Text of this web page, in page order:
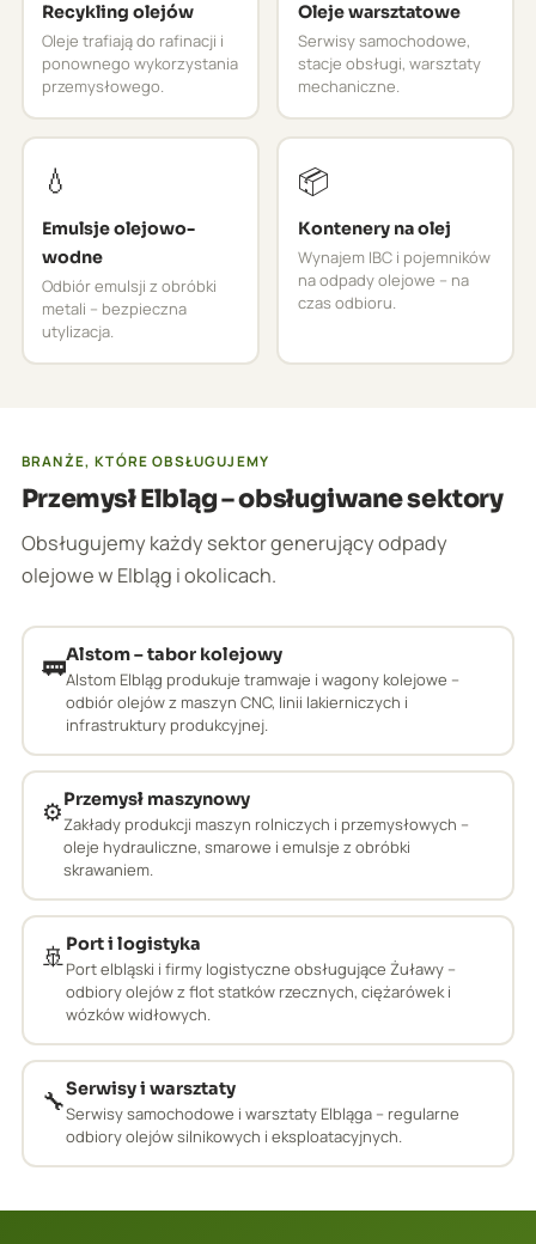
Recykling olejów
Oleje trafiają do rafinacji i
ponownego wykorzystania
przemysłowego.
Oleje warsztatowe
Serwisy samochodowe,
stacje obsługi, warsztaty
mechaniczne.
💧
Emulsje olejowo-
wodne
Odbiór emulsji z obróbki
metali – bezpieczna
utylizacja.
📦
Kontenery na olej
Wynajem IBC i pojemników
na odpady olejowe – na
czas odbioru.
BRANŻE, KTÓRE OBSŁUGUJEMY
Przemysł Elbląg – obsługiwane sektory
Obsługujemy każdy sektor generujący odpady
olejowe w Elbląg i okolicach.
🚃Alstom – tabor kolejowy
Alstom Elbląg produkuje tramwaje i wagony kolejowe –
odbiór olejów z maszyn CNC, linii lakierniczych i
infrastruktury produkcyjnej.
⚙️Przemysł maszynowy
Zakłady produkcji maszyn rolniczych i przemysłowych –
oleje hydrauliczne, smarowe i emulsje z obróbki
skrawaniem.
🚢Port i logistyka
Port elbląski i firmy logistyczne obsługujące Żuławy –
odbiory olejów z flot statków rzecznych, ciężarówek i
wózków widłowych.
🔧Serwisy i warsztaty
Serwisy samochodowe i warsztaty Elbląga – regularne
odbiory olejów silnikowych i eksploatacyjnych.